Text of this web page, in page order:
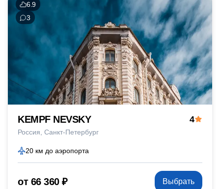
6.9
3
KEMPF NEVSKY
Россия Санкт-Петербург
4
20 км до аэропорта
от 66 360 ₽ Выбрать